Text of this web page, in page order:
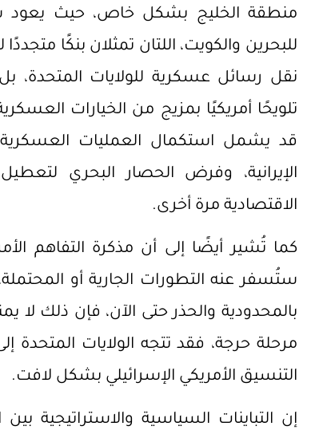
منطقة الخليج بشكل خاص، حيث يعود
للبحرين والكويت، اللتان تمثلان بنكًا
نقل رسائل عسكرية للولايات المتحدة،
تلويحًا أمريكيًا بمزيج من الخيارات
قد يشمل استكمال العمليات العسكرية
الإيرانية، وفرض الحصار البحري
الاقتصادية مرة أخرى.
كما تُشير أيضًا إلى أن مذكرة التفاهم
ستُسفر عنه التطورات الجارية أو
بالمحدودية والحذر حتى الآن، فإن ذلك
مرحلة حرجة، فقد تتجه الولايات
التنسيق الأمريكي الإسرائيلي بشكل لافت.
إن التباينات السياسية والاستراتيجية